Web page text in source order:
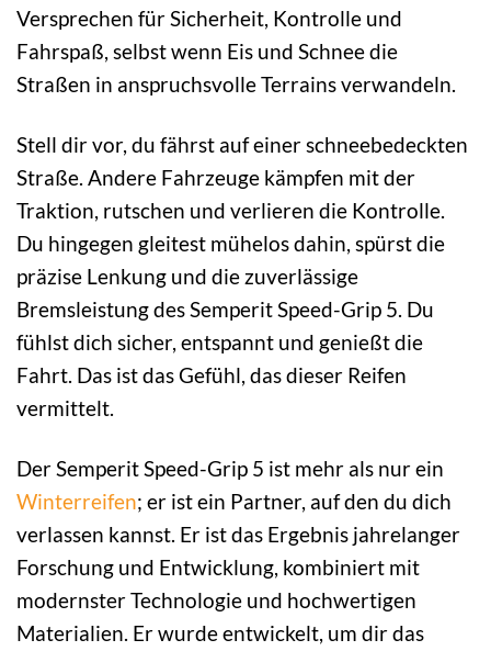
Versprechen für Sicherheit, Kontrolle und
Fahrspaß, selbst wenn Eis und Schnee die
Straßen in anspruchsvolle Terrains verwandeln.
Stell dir vor, du fährst auf einer schneebedeckten
Straße. Andere Fahrzeuge kämpfen mit der
Traktion, rutschen und verlieren die Kontrolle.
Du hingegen gleitest mühelos dahin, spürst die
präzise Lenkung und die zuverlässige
Bremsleistung des Semperit Speed-Grip 5. Du
fühlst dich sicher, entspannt und genießt die
Fahrt. Das ist das Gefühl, das dieser Reifen
vermittelt.
Der Semperit Speed-Grip 5 ist mehr als nur ein
Winterreifen; er ist ein Partner, auf den du dich
verlassen kannst. Er ist das Ergebnis jahrelanger
Forschung und Entwicklung, kombiniert mit
modernster Technologie und hochwertigen
Materialien. Er wurde entwickelt, um dir das